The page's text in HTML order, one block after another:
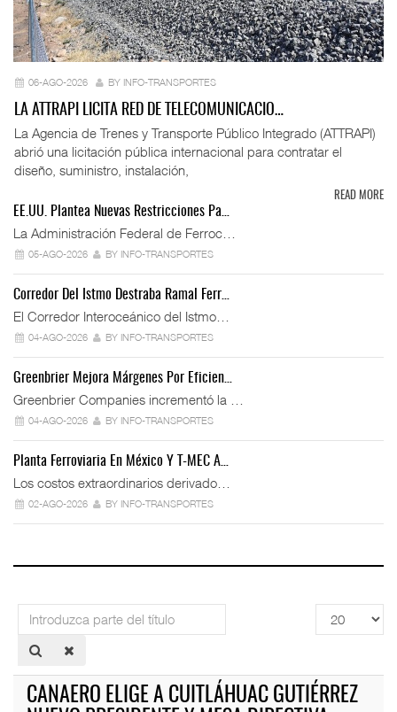
06-AGO-2026 BY INFO-TRANSPORTES
LA ATTRAPI LICITA RED DE TELECOMUNICACIO…
La Agencia de Trenes y Transporte Público Integrado (ATTRAPI)
abrió una licitación pública internacional para contratar el
diseño, suministro, instalación,
READ MORE
EE.UU. Plantea Nuevas Restricciones Pa…
La Administración Federal de Ferroc…
05-AGO-2026 BY INFO-TRANSPORTES
Corredor Del Istmo Destraba Ramal Ferr…
El Corredor Interoceánico del Istmo…
04-AGO-2026 BY INFO-TRANSPORTES
Greenbrier Mejora Márgenes Por Eficien…
Greenbrier Companies incrementó la …
04-AGO-2026 BY INFO-TRANSPORTES
Planta Ferroviaria En México Y T-MEC A…
Los costos extraordinarios derivado…
02-AGO-2026 BY INFO-TRANSPORTES
Introduzca
parte
del
Cantidad
a
CANAERO ELIGE A CUITLÁHUAC GUTIÉRREZ